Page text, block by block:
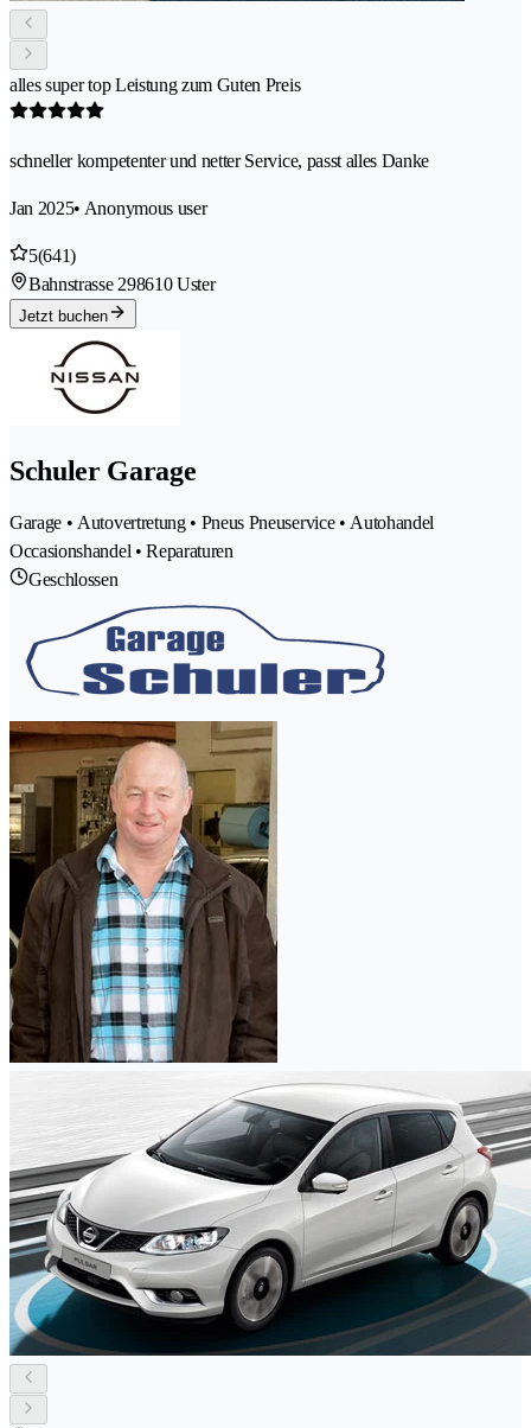
alles super top Leistung zum Guten Preis
schneller kompetenter und netter Service, passt alles Danke
Jan 2025• Anonymous user
5(641)
Bahnstrasse 298610 Uster
Jetzt buchen
Schuler Garage
Garage • Autovertretung • Pneus Pneuservice • Autohandel
Occasionshandel • Reparaturen
Geschlossen